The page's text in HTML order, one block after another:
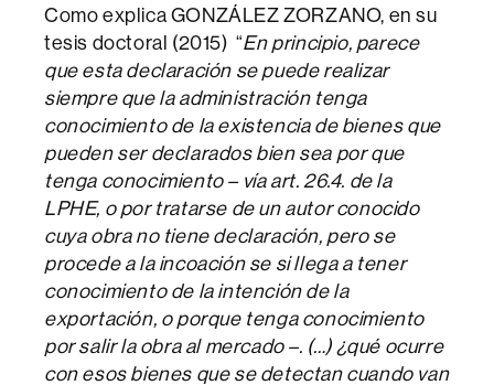
Como explica GONZÁLEZ ZORZANO, en su
tesis doctoral (2015) “En principio, parece
que esta declaración se puede realizar
siempre que la administración tenga
conocimiento de la existencia de bienes que
pueden ser declarados bien sea por que
tenga conocimiento – vía art. 26.4. de la
LPHE, o por tratarse de un autor conocido
cuya obra no tiene declaración, pero se
procede a la incoación se si llega a tener
conocimiento de la intención de la
exportación, o porque tenga conocimiento
por salir la obra al mercado –. (…) ¿qué ocurre
con esos bienes que se detectan cuando van